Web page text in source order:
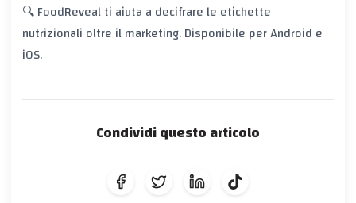
🔍 FoodReveal ti aiuta a decifrare le etichette
nutrizionali oltre il marketing. Disponibile per Android e
iOS.
Condividi questo articolo